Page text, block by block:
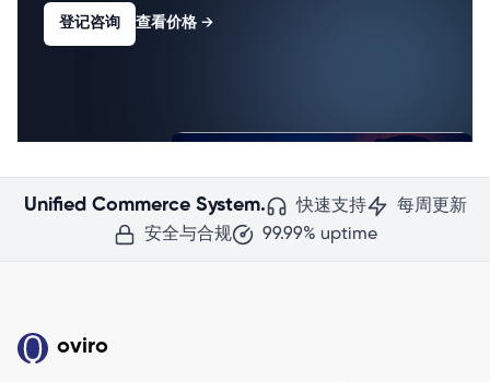
登记咨询 查看价格 →
Unified Commerce System. 快速支持
每周更新
安全与合规
99.99% uptime
oviro